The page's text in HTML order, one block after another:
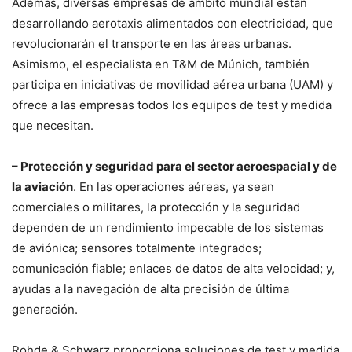
Además, diversas empresas de ámbito mundial están
desarrollando aerotaxis alimentados con electricidad, que
revolucionarán el transporte en las áreas urbanas.
Asimismo, el especialista en T&M de Múnich, también
participa en iniciativas de movilidad aérea urbana (UAM) y
ofrece a las empresas todos los equipos de test y medida
que necesitan.
– Protección y seguridad para el sector aeroespacial y de
la aviación. En las operaciones aéreas, ya sean
comerciales o militares, la protección y la seguridad
dependen de un rendimiento impecable de los sistemas
de aviónica; sensores totalmente integrados;
comunicación fiable; enlaces de datos de alta velocidad; y,
ayudas a la navegación de alta precisión de última
generación.